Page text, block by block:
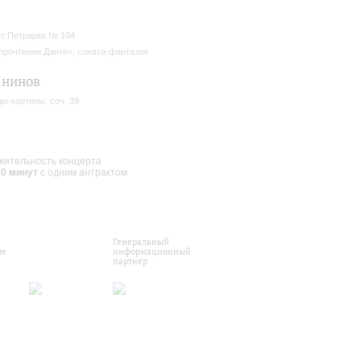
Петрарки № 104
Данте», соната-фантазия
картины, соч. 39
концерта
минут с одним антрактом
Генеральный
информационный
партнёр